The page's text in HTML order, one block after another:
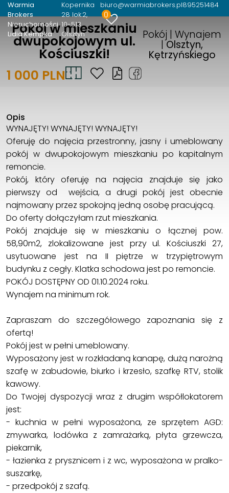
Warmia
Brokers
Nieruchomości
Lidia Kempka
Kopernika
28 lok.2
10-513
Olsztyn
biuro@warmiabrokers.pl895251484
0
Pokój w mieszkaniu
dwupokojowym ul.
Kościuszki!
Pokój | Wynajem
|Olsztyn,
Kętrzyńskiego
1 000 PLN
Opis
WYNAJĘTY! WYNAJĘTY! WYNAJĘTY!
Oferuję do najęcia przestronny, jasny i umeblowany
pokój w dwupokojowym mieszkaniu po kapitalnym
remoncie.
Pokój, który oferuję na najęcia znajduje się jako
pierwszy od wejścia, a drugi pokój jest obecnie
najmowany przez spokojną jedną osobę pracującą.
Do oferty dołączyłam rzut mieszkania.
Pokój znajduje się w mieszkaniu o łącznej pow.
58,90m2, zlokalizowane jest przy ul. Kościuszki 27,
usytuowane jest na II piętrze w trzypiętrowym
budynku z cegły. Klatka schodowa jest po remoncie.
POKÓJ DOSTĘPNY OD 01.10.2024 roku.
Wynajem na minimum rok.
Zapraszam do szczegółowego zapoznania się z
ofertą!
Pokój jest w pełni umeblowany.
Wyposażony jest w rozkładaną kanapę, dużą narożną
szafę w zabudowie, biurko i krzesło, szafkę RTV, stolik
kawowy.
Do Twojej dyspozycji wraz z drugim współlokatorem
jest:
- kuchnia w pełni wyposażona, ze sprzętem AGD:
zmywarka, lodówka z zamrażarką, płyta grzewcza,
piekarnik,
- łazienka z prysznicem i z wc, wyposażona w pralko-
suszarkę,
- przedpokój z szafą.